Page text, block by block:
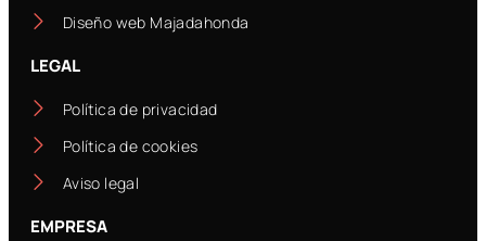
Diseño web Majadahonda
LEGAL
Política de privacidad
Política de cookies
Aviso legal
EMPRESA